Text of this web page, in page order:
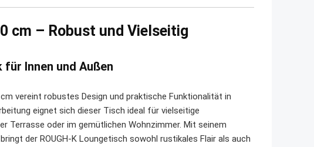
cm – Robust und Vielseitig
Innen und Außen
vereint robustes Design und praktische Funktionalität in
eignet sich dieser Tisch ideal für vielseitige
Terrasse oder im gemütlichen Wohnzimmer. Mit seinem
der ROUGH-K Loungetisch sowohl rustikales Flair als auch